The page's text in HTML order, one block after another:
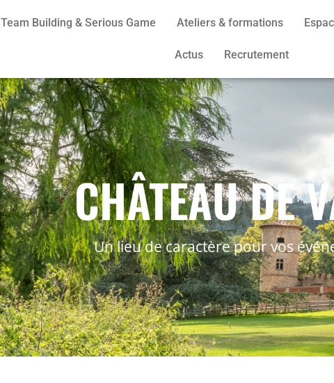
Team Building & Serious Game Ateliers & formations
Actus Recrutement
CHÂTEAU DE
Un lieu de caractère pour vos